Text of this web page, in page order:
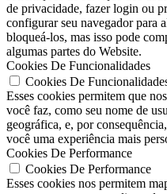
de privacidade, fazer login ou
configurar seu navegador para
bloqueá-los, mas isso pode
algumas partes do Website.
Cookies De Funcionalidades
Cookies De
Esses cookies permitem que
você faz, como seu nome de
geográfica, e, por
você uma experiência mais
Cookies De Performance
Cookies De Performance
Esses cookies nos permitem